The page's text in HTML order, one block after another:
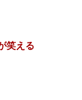
笑える